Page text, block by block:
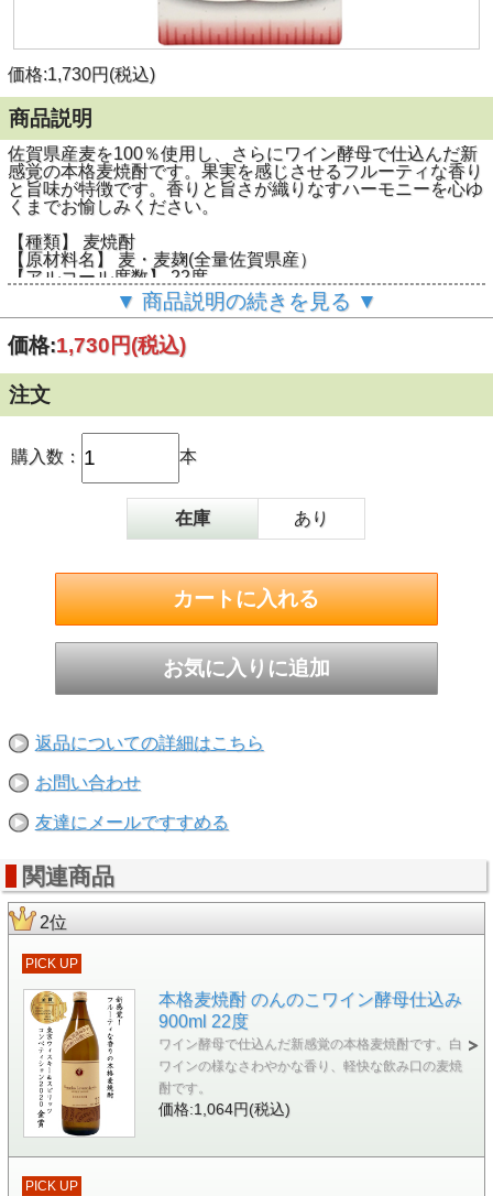
価格:1,730円(税込)
商品説明
佐賀県産麦を100％使用し、さらにワイン酵母で仕込んだ新
感覚の本格麦焼酎です。果実を感じさせるフルーティな香り
と旨味が特徴です。香りと旨さが織りなすハーモニーを心ゆ
くまでお愉しみください。
【種類】 麦焼酎
【原材料名】 麦・麦麹(全量佐賀県産）
【アルコール度数】 22度
【内容量】 1800ml▼ 商品説明の続きを見る ▼
価格:1,730円(税込)
注文
購入数： 本
在庫 あり
返品についての詳細はこちら
お問い合わせ
友達にメールですすめる
関連商品
2位
PICK UP
本格麦焼酎 のんのこワイン酵母仕込み
900ml 22度
ワイン酵母で仕込んだ新感覚の本格麦焼酎です。白
ワインの様なさわやかな香り、軽快な飲み口の麦焼
酎です。
価格:1,064円(税込)
PICK UP